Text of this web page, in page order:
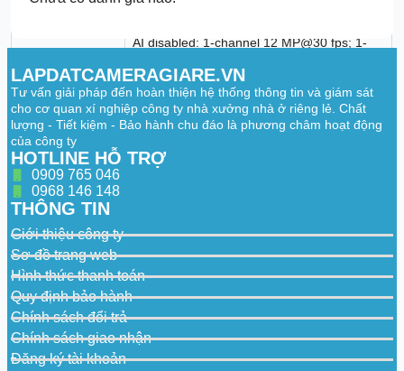
Resolution
Decoding
Capability
AI disabled: 1-channel 12 MP@30 fps; 1-
fps; 2-channel 5 MP@30 fps; 3-channel 4
MP@30 fps; 6-channel 1080p@30 fps
AI enabled: 1-channel 8 MP@30 fps; 1-
channel 6 MP@30 fps; 1-channel 5 MP@30
fps; 2-channel 4 MP@30 fps; 4-channel
Video Output
720
Multi-screen
Display
1/4/8/9
Third-party
Camera Access
Compression Standard
LAPDATCAMERAGIARE.VN
Tư vấn giải pháp đến hoàn thiện hệ thống thông tin và giám sát
cho cơ quan xí nghiệp công ty nhà xưởng nhà ở riêng lẻ. Chất
lượng - Tiết kiệm - Bảo hành chu đáo là phương châm hoạt động
của công ty
HOTLINE HỖ TRỢ
0909 765 046
0968 146 148
THÔNG TIN
Giới thiệu công ty
Sơ đồ trang web
Hình thức thanh toán
Quy định bảo hành
Chính sách đổi trả
Chính sách giao nhận
Đăng ký tài khoản